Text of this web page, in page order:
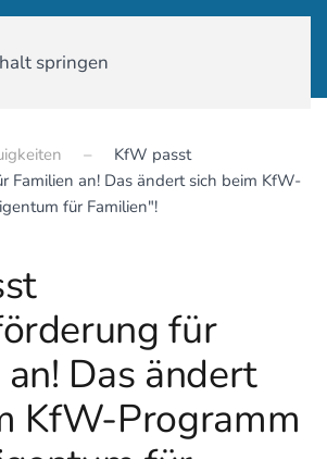
springen
KfW passt
Familien an! Das ändert sich beim KfW-
für Familien"!
für
Das ändert
KfW-Programm